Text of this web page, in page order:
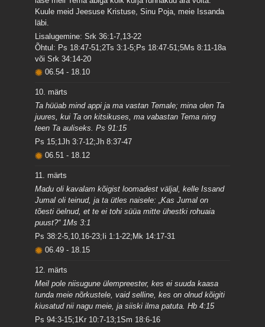
Kuule meid Jeesuse Kristuse, Sinu Poja, meie Issanda
läbi.
Lisalugemine: Srk 36:1-7,13-22
Õhtul: Ps 18:47-51;2Ts 3:1-5;Ps 18:47-51;5Ms 8:11-18a
või Srk 34:14-20
06.54- 18.10
10. märts
Ta hüüab mind appi ja ma vastan Temale; mina olen Ta
juures, kui Ta on kitsikuses, ma vabastan Tema ning
teen Ta auliseks. Ps 91:15
Ps 15;1Jh 3:7-12;Jh 8:37-47
06.51- 18.12
11. märts
Madu oli kavalam kõigist loomadest väljal, kelle Issand
Jumal oli teinud, ja ta ütles naisele: „Kas Jumal on
tõesti öelnud, et te ei tohi süüa mitte ühestki rohuaia
puust?“ 1Ms 3:1
Ps 38:2-5,10,16-23;Ii 1:1-22;Mk 14:17-31
06.49- 18.15
12. märts
Meil pole niisugune ülempreester, kes ei suuda kaasa
tunda meie nõrkustele, vaid selline, kes on olnud kõigiti
kiusatud nii nagu meie, ja siiski ilma patuta. Hb 4:15
Ps 94:3-15;1Kr 10:7-13;1Sm 18:6-16